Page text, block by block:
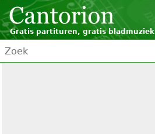
Gratis partituren, gratis bladmuziek